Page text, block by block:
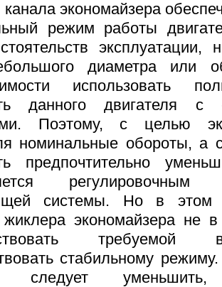
экономайзера
режим работы
эксплуатации,
диаметра или
использовать
данного двигателя с
Поэтому, с целью
номинальные обороты, а
предпочтительно
системы. Но в этом
жиклера экономайзера не
требуемой
стабильному
следует